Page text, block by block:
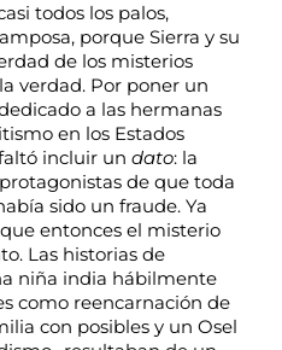
todos los palos,
porque Sierra y su
de los misterios
verdad. Por poner un
a las hermanas
en los Estados
incluir un dato: la
de que toda
sido un fraude. Ya
entonces el misterio
Las historias de
niña india hábilmente
como reencarnación de
con posibles y un Osel